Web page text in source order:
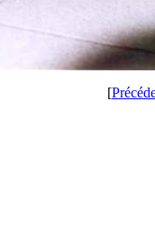
[